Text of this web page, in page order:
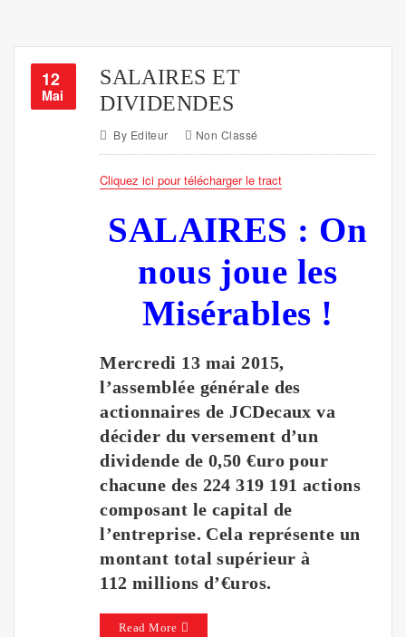
12
Mai
SALAIRES ET
DIVIDENDES
By Editeur Non Classé
Cliquez ici pour télécharger le tract
SALAIRES : On
nous joue les
Misérables !
Mercredi 13 mai 2015,
l’assemblée générale des
actionnaires de JCDecaux va
décider du versement d’un
dividende de 0,50 €uro pour
chacune des 224 319 191 actions
composant le capital de
l’entreprise. Cela représente un
montant total supérieur à
112 millions d’€uros.
Read More